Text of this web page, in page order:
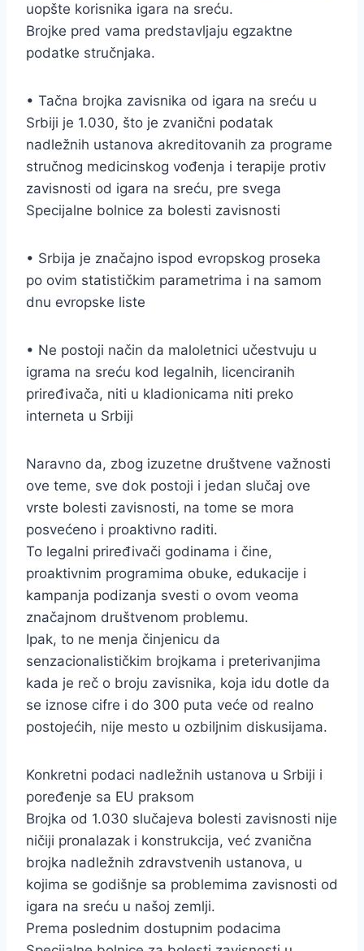
uopšte korisnika igara na sreću.
Brojke pred vama predstavljaju egzaktne
podatke stručnjaka.
• Tačna brojka zavisnika od igara na sreću u
Srbiji je 1.030, što je zvanični podatak
nadležnih ustanova akreditovanih za programe
stručnog medicinskog vođenja i terapije protiv
zavisnosti od igara na sreću, pre svega
Specijalne bolnice za bolesti zavisnosti
• Srbija je značajno ispod evropskog proseka
po ovim statističkim parametrima i na samom
dnu evropske liste
• Ne postoji način da maloletnici učestvuju u
igrama na sreću kod legalnih, licenciranih
priređivača, niti u kladionicama niti preko
interneta u Srbiji
Naravno da, zbog izuzetne društvene važnosti
ove teme, sve dok postoji i jedan slučaj ove
vrste bolesti zavisnosti, na tome se mora
posvećeno i proaktivno raditi.
To legalni priređivači godinama i čine,
proaktivnim programima obuke, edukacije i
kampanja podizanja svesti o ovom veoma
značajnom društvenom problemu.
Ipak, to ne menja činjenicu da
senzacionalističkim brojkama i preterivanjima
kada je reč o broju zavisnika, koja idu dotle da
se iznose cifre i do 300 puta veće od realno
postojećih, nije mesto u ozbiljnim diskusijama.
Konkretni podaci nadležnih ustanova u Srbiji i
poređenje sa EU praksom
Brojka od 1.030 slučajeva bolesti zavisnosti nije
ničiji pronalazak i konstrukcija, već zvanična
brojka nadležnih zdravstvenih ustanova, u
kojima se godišnje sa problemima zavisnosti od
igara na sreću u našoj zemlji.
Prema poslednim dostupnim podacima